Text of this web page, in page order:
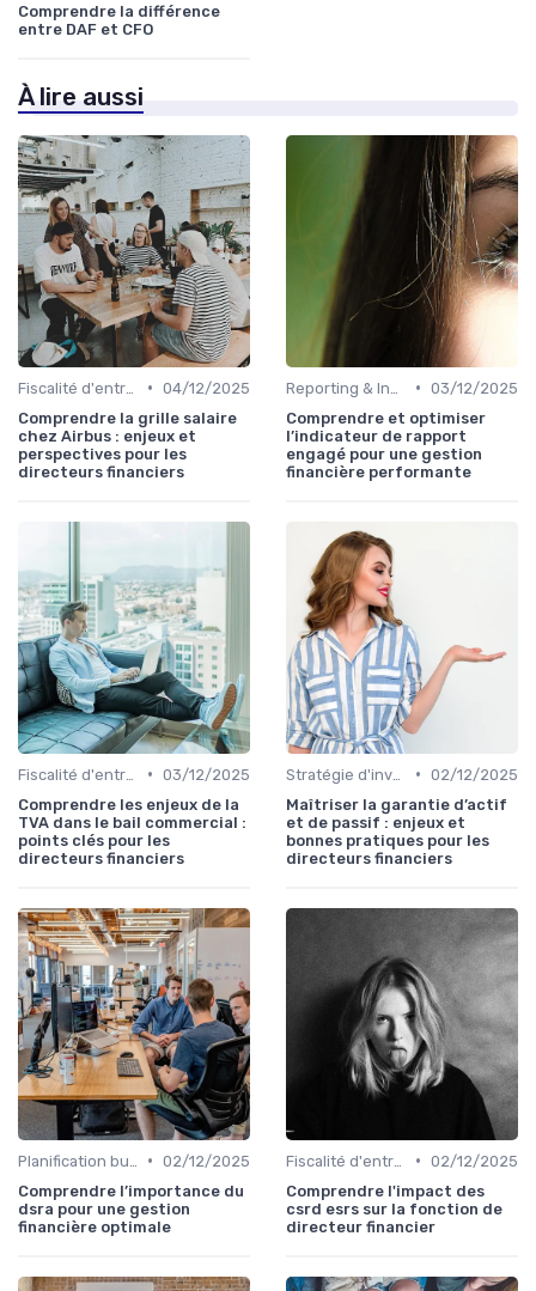
Comprendre la différence
entre DAF et CFO
À lire aussi
• 04/12/2025
Comprendre la grille salaire
chez Airbus : enjeux et
perspectives pour les
directeurs financiers
• 03/12/2025
Comprendre et optimiser
l’indicateur de rapport
engagé pour une gestion
financière performante
• 03/12/2025
Comprendre les enjeux de la
TVA dans le bail commercial :
points clés pour les
directeurs financiers
• 02/12/2025
Maîtriser la garantie d’actif
et de passif : enjeux et
bonnes pratiques pour les
directeurs financiers
• 02/12/2025
Comprendre l’importance du
dsra pour une gestion
financière optimale
• 02/12/2025
Comprendre l'impact des
csrd esrs sur la fonction de
directeur financier